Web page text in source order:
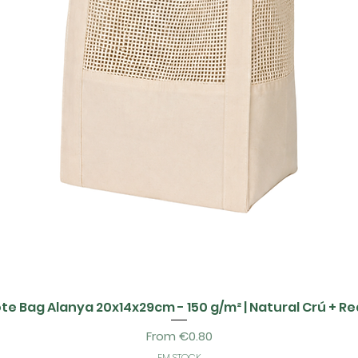
Bag Alanya 20x14x29cm - 150 g/m² | Natural Crú +
From €0.80
Sale Price